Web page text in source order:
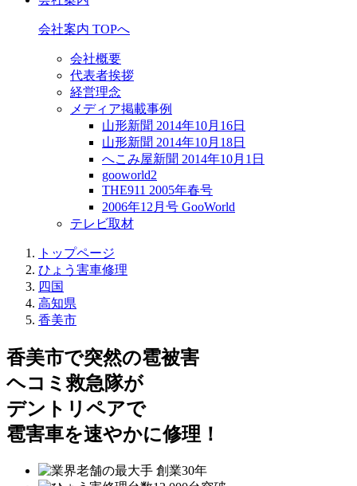
会社案内 TOPへ
会社概要
代表者挨拶
経営理念
メディア掲載事例
山形新聞 2014年10月16日
山形新聞 2014年10月18日
へこみ屋新聞 2014年10月1日
gooworld2
THE911 2005年春号
2006年12月号 GooWorld
テレビ取材
トップページ
ひょう害車修理
四国
高知県
香美市
香美市で突然の雹被害
ヘコミ救急隊が
デントリペアで
雹害車を速やかに修理！